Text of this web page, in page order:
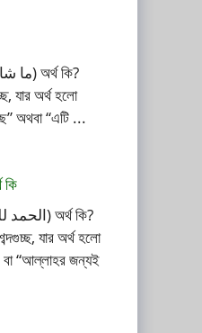
যার অর্থ হলো
অথবা “এটি ...
কি
যার অর্থ হলো
“আল্লাহর জন্যই